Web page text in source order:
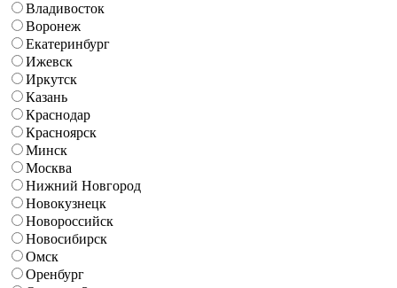
Владивосток
Воронеж
Екатеринбург
Ижевск
Иркутск
Казань
Краснодар
Красноярск
Минск
Москва
Нижний Новгород
Новокузнецк
Новороссийск
Новосибирск
Омск
Оренбург